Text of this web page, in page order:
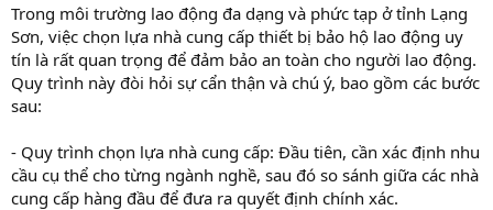
Trong môi trường lao động đa dạng và phức tạp ở tỉnh Lạng
Sơn, việc chọn lựa nhà cung cấp thiết bị bảo hộ lao động uy
tín là rất quan trọng để đảm bảo an toàn cho người lao động.
Quy trình này đòi hỏi sự cẩn thận và chú ý, bao gồm các bước
sau:
- Quy trình chọn lựa nhà cung cấp: Đầu tiên, cần xác định nhu
cầu cụ thể cho từng ngành nghề, sau đó so sánh giữa các nhà
cung cấp hàng đầu để đưa ra quyết định chính xác.